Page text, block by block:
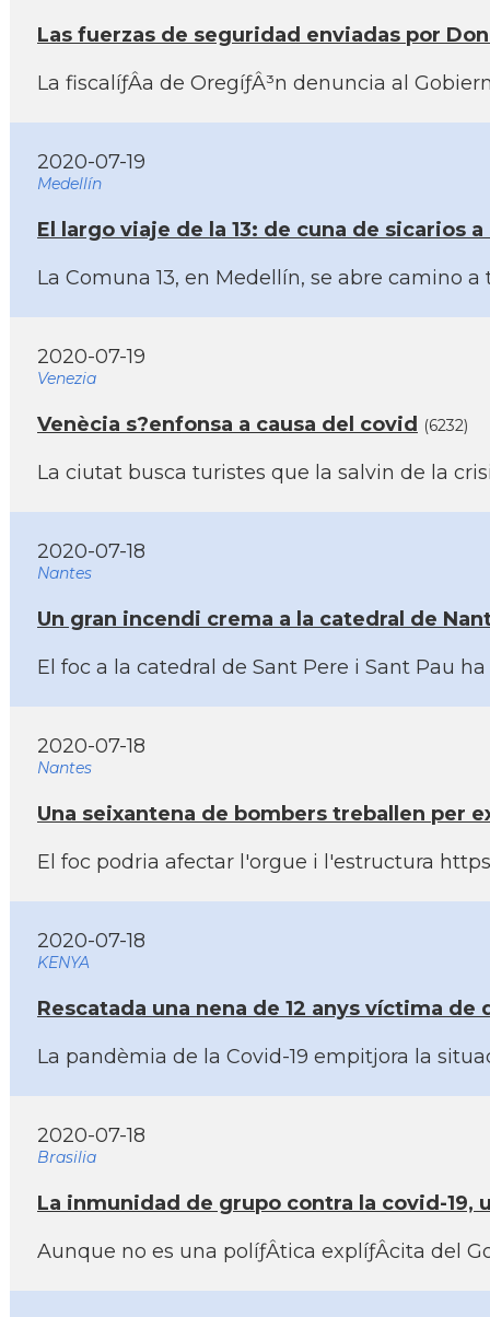
Las fuerzas de seguridad enviadas por
La fiscalíƒÂ­a de OregíƒÂ³n denuncia al
2020-07-19
Medellín
El largo viaje de la 13: de cuna de sicarios
La Comuna 13, en Medellí­n, se abre camino
2020-07-19
Venezia
Venècia s?enfonsa a causa del covid (6232)
La ciutat busca turistes que la salvin de la
2020-07-18
Nantes
Un gran incendi crema a la catedral de
El foc a la catedral de Sant Pere i Sant Pau
2020-07-18
Nantes
Una seixantena de bombers treballen per
El foc podria afectar l'orgue i l'estructura
2020-07-18
KENYA
Rescatada una nena de 12 anys ví­ctima
La pandèmia de la Covid-19 empitjora la
2020-07-18
Brasilia
La inmunidad de grupo contra la covid-19,
Aunque no es una políƒÂ­tica explíƒÂ­cita del